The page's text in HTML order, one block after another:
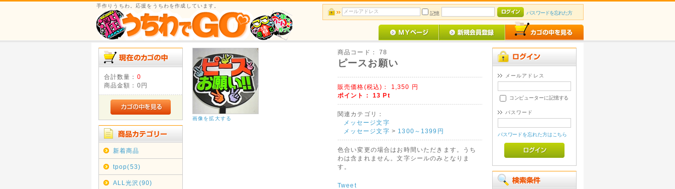
手作りうちわ。応援をうちわを作成しています。
記憶
パスワードを忘れた方
合計数量： 0
商品金額： 0円
新着商品
tpop(53)
ALL光沢(90)
画像を拡大する
商品コード： 78
ピースお願い
販売価格(税込)： 1,350 円
ポイント： 13 Pt
関連カテゴリ：
メッセージ文字
メッセージ文字 > 1300～1399円
色合い変更の場合はお時間いただきます。うち
わは含まれません。文字シールのみとなりま
す。
Tweet
メールアドレス
コンピューターに記憶する
パスワード
パスワードを忘れた方はこちら